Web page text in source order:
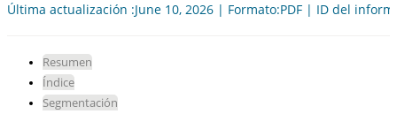
Última actualización :June 10, 2026 | Formato:PDF | ID del
Resumen
Índice
Segmentación